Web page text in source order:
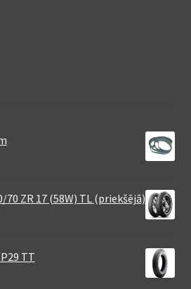
70 ZR 17 (58W) TL (priekšējā)
TT